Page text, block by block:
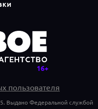
пользователя
Выдано Федеральной службой